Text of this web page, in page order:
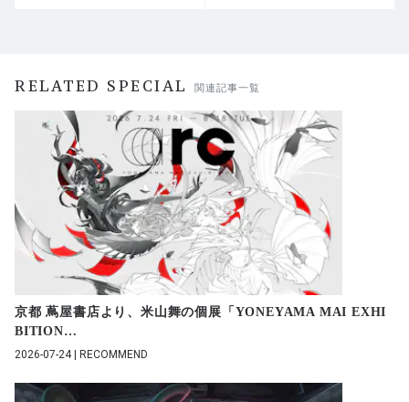
RELATED SPECIAL 関連記事一覧
京都 蔦屋書店より、米山舞の個展「YONEYAMA MAI EXHI
BITION…
2026-07-24 | RECOMMEND